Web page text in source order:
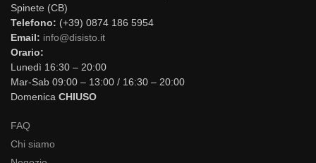
Spinete (CB)
Telefono: (+39) 0874 186 5954
Email: info@disisto.it
Orario:
Lunedì 16:30 – 20:00
Mar-Sab 09:00 – 13:00 / 16:30 – 20:00
Domenica CHIUSO
FAQ
Chi siamo